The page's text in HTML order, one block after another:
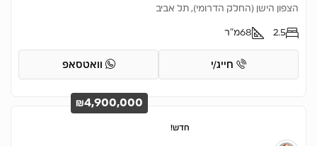
הצפון הישן (החלק הדרומי), תל אביב
2.5
68מ"ר
חייג/י וואטסאפ
חדש!
₪4,900,000